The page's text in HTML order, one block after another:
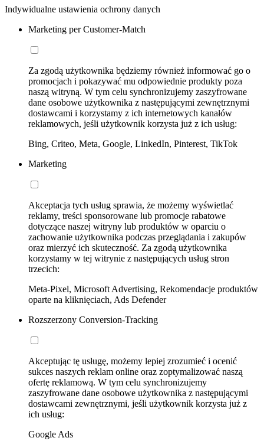
Indywidualne ustawienia ochrony danych
Marketing per Customer-Match
Za zgodą użytkownika będziemy również informować go o
promocjach i pokazywać mu odpowiednie produkty poza
naszą witryną. W tym celu synchronizujemy zaszyfrowane
dane osobowe użytkownika z następującymi zewnętrznymi
dostawcami i korzystamy z ich internetowych kanałów
reklamowych, jeśli użytkownik korzysta już z ich usług:
Bing, Criteo, Meta, Google, LinkedIn, Pinterest, TikTok
Marketing
Akceptacja tych usług sprawia, że możemy wyświetlać
reklamy, treści sponsorowane lub promocje rabatowe
dotyczące naszej witryny lub produktów w oparciu o
zachowanie użytkownika podczas przeglądania i zakupów
oraz mierzyć ich skuteczność. Za zgodą użytkownika
korzystamy w tej witrynie z następujących usług stron
trzecich:
Meta-Pixel, Microsoft Advertising, Rekomendacje produktów
oparte na kliknięciach, Ads Defender
Rozszerzony Conversion-Tracking
Akceptując tę usługę, możemy lepiej zrozumieć i ocenić
sukces naszych reklam online oraz zoptymalizować naszą
ofertę reklamową. W tym celu synchronizujemy
zaszyfrowane dane osobowe użytkownika z następującymi
dostawcami zewnętrznymi, jeśli użytkownik korzysta już z
ich usług:
Google Ads